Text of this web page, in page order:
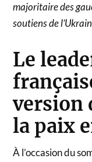
majoritaire des
soutiens de
Le
version
la paix
À l’occasion du